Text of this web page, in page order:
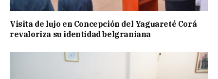
Visita de lujo en Concepción del Yaguareté Corá
revaloriza su identidad belgraniana